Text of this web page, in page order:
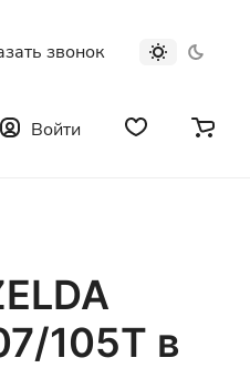
звонок
Войти
105T в